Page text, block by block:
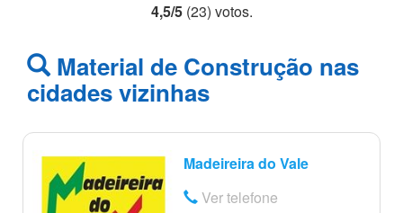
4,5/5(23) votos.
Material de Construção nas
cidades vizinhas
Madeireira do Vale
Ver telefone